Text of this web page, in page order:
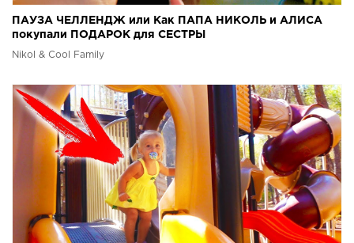
ПАУЗА ЧЕЛЛЕНДЖ или Как ПАПА НИКОЛЬ и АЛИСА
покупали ПОДАРОК для СЕСТРЫ
Nikol & Cool Family